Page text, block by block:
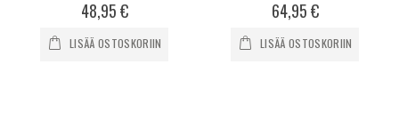
0%
48,95 €
LISÄÄ OSTOSKORIIN
0%
64,95 €
LISÄÄ OSTOSKORIIN